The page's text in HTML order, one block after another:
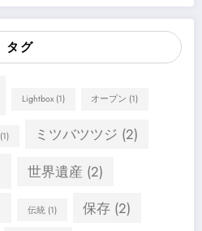
タグ
Lightbox(1) オープン (1)
ミツバツツジ (2)
世界遺産 (2)
伝統(1) 保存 (2)